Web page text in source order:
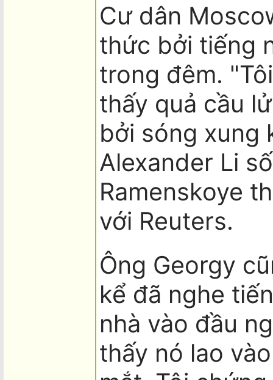
Cư dân
thức bởi tiếng
trong đêm.
thấy quả cầu
bởi sóng xung
Alexander Li
Ramenskoye
với Reuters.
Ông Georgy
kể đã nghe
nhà vào đầu
thấy nó lao